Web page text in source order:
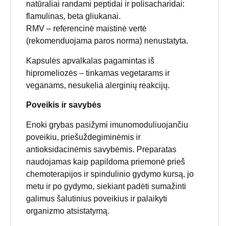
natūraliai randami peptidai ir polisacharidai:
flamulinas, beta gliukanai.
RMV – referencinė maistinė vertė
(rekomenduojama paros norma) nenustatyta.
Kapsulės apvalkalas pagamintas iš
hipromeliozės – tinkamas vegetarams ir
veganams, nesukelia alerginių reakcijų.
Poveikis ir savybės
Enoki grybas pasižymi imunomoduliuojančiu
poveikiu, priešuždegiminėmis ir
antioksidacinėmis savybėmis. Preparatas
naudojamas kaip papildoma priemonė prieš
chemoterapijos ir spindulinio gydymo kursą, jo
metu ir po gydymo, siekiant padėti sumažinti
galimus šalutinius poveikius ir palaikyti
organizmo atsistatymą.